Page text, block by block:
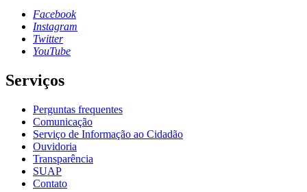
Facebook
Instagram
Twitter
YouTube
Serviços
Perguntas frequentes
Comunicação
Serviço de Informação ao Cidadão
Ouvidoria
Transparência
SUAP
Contato